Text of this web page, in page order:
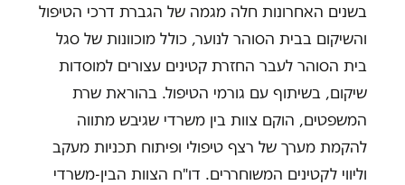
בשנים האחרונות חלה מגמה של הגברת דרכי הטיפול
והשיקום בבית הסוהר לנוער, כולל מוכוונות של סגל
בית הסוהר לעבר החזרת קטינים עצורים למוסדות
שיקום, בשיתוף עם גורמי הטיפול. בהוראת שרת
המשפטים, הוקם צוות בין משרדי שגיבש מתווה
להקמת מערך של רצף טיפולי ופיתוח תכניות מעקב
וליווי לקטינים המשוחררים. דו"ח הצוות הבין-משרדי